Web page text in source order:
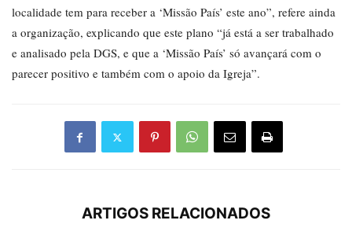
localidade tem para receber a ‘Missão País’ este ano”, refere ainda
a organização, explicando que este plano “já está a ser trabalhado
e analisado pela DGS, e que a ‘Missão País’ só avançará com o
parecer positivo e também com o apoio da Igreja”.
ARTIGOS RELACIONADOS